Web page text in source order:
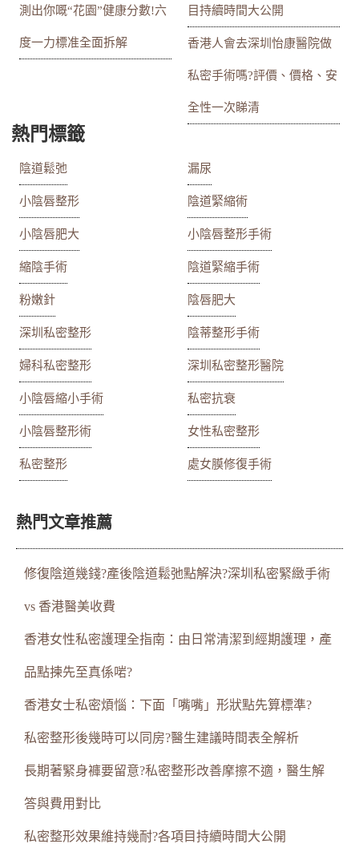
測出你嘅“花園”健康分數!六
度一力標准全面拆解
目持續時間大公開
香港人會去深圳怡康醫院做
私密手術嗎?評價、價格、安
全性一次睇清
熱門標籤
陰道鬆弛 漏尿
小陰唇整形 陰道緊縮術
小陰唇肥大 小陰唇整形手術
縮陰手術 陰道緊縮手術
粉嫩針 陰唇肥大
深圳私密整形 陰蒂整形手術
婦科私密整形 深圳私密整形醫院
小陰唇縮小手術 私密抗衰
小陰唇整形術 女性私密整形
私密整形 處女膜修復手術
熱門文章推薦
修復陰道幾錢?產後陰道鬆弛點解決?深圳私密緊緻手術
vs 香港醫美收費
香港女性私密護理全指南：由日常清潔到經期護理，產
品點揀先至真係啱?
香港女士私密煩惱：下面「嘴嘴」形狀點先算標準?
私密整形後幾時可以同房?醫生建議時間表全解析
長期著緊身褲要留意?私密整形改善摩擦不適，醫生解
答與費用對比
私密整形效果維持幾耐?各項目持續時間大公開